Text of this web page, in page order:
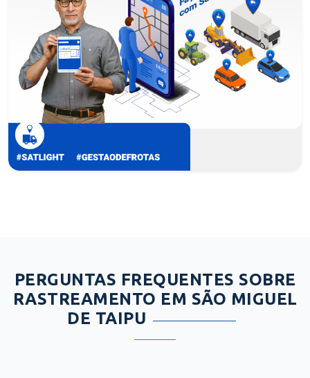
PERGUNTAS FREQUENTES SOBRE
RASTREAMENTO EM SÃO MIGUEL
DE TAIPU